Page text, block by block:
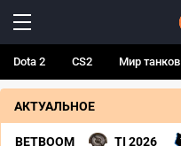
Dota 2 CS2 Мир танков
АКТУАЛЬНОЕ
BETBOOM TI 2026